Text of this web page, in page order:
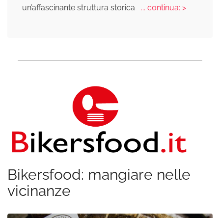
un’affascinante struttura storica
... continua: >
Bikersfood: mangiare nelle
vicinanze